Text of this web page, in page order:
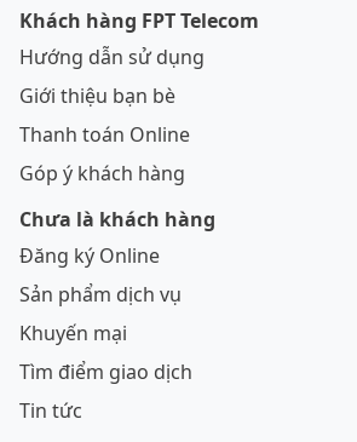
Khách hàng FPT Telecom
Hướng dẫn sử dụng
Giới thiệu bạn bè
Thanh toán Online
Góp ý khách hàng
Chưa là khách hàng
Đăng ký Online
Sản phẩm dịch vụ
Khuyến mại
Tìm điểm giao dịch
Tin tức